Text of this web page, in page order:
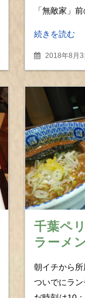
「無敵家」
続きを読む
2018年8月3
千葉ペ
ラーメ
前中な
朝イチから
ついでにラ